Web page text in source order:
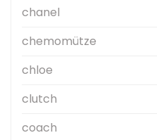
chanel
chemomütze
chloe
clutch
coach